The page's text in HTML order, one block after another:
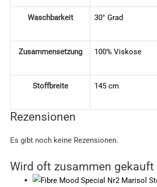
Waschbarkeit 30° Grad
Zusammensetzung 100% Viskose
Stoffbreite 145 cm
Rezensionen
Es gibt noch keine Rezensionen.
Wird oft zusammen gekauft